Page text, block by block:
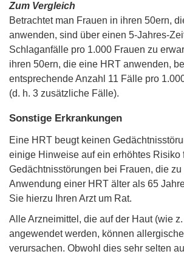
Zum Vergleich
Betrachtet man Frauen in ihren 50ern,
anwenden, sind über einen 5-Jahres-
Schlaganfälle pro 1.000 Frauen zu
ihren 50ern, die eine HRT anwenden,
entsprechende Anzahl 11 Fälle pro
(d. h. 3 zusätzliche Fälle).
Sonstige Erkrankungen
Eine HRT beugt keinen
einige Hinweise auf ein erhöhtes Risiko
Gedächtnisstörungen bei Frauen, die
Anwendung einer HRT älter als 65
Sie hierzu Ihren Arzt um Rat.
Alle Arzneimittel, die auf der Haut (wie
angewendet werden, können
verursachen. Obwohl dies sehr selten